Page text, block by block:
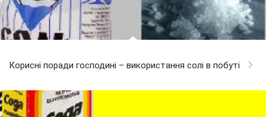
Корисні поради господині – використання солі в побуті